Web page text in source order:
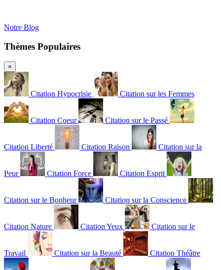
Notre Blog
Thèmes Populaires
×
Citation Hypocrisie Citation sur les Femmes
Citation Coeur Citation sur le Passé
Citation Liberté Citation Raison Citation sur la
Peur Citation Force Citation Esprit
Citation sur le Bonheur Citation sur la Conscience
Citation Nature Citation Yeux Citation sur le
Travail Citation sur la Beauté Citation Théâtre